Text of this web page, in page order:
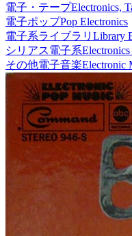
電子・テープElectronics,
電子ポップPop Electronics
電子系ライブラリ Library
シリアス電子系Electronics
その他電子音楽Electronic